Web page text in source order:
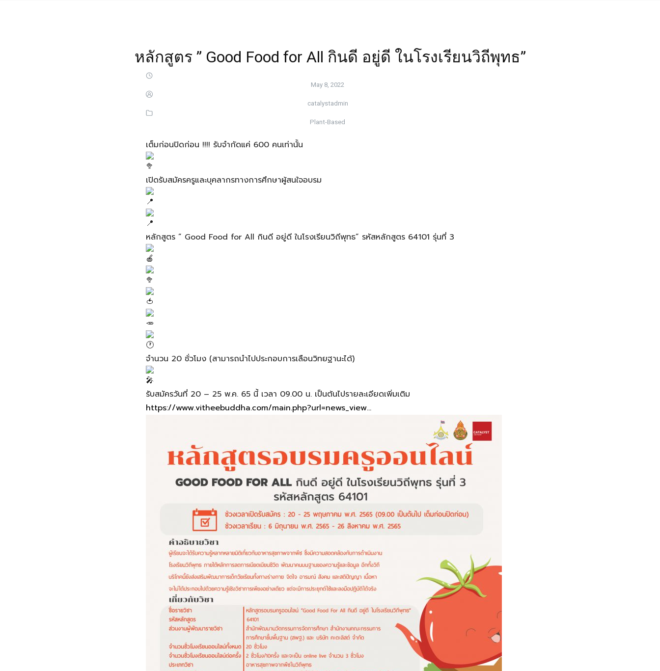
หลักสูตร ” Good Food for All กินดี อยู่ดี ในโรงเรียนวิถีพุทธ”
May 8, 2022
catalystadmin
Plant-Based
เต็มก่อนปิดก่อน !!!! รับจำกัดแค่ 600 คนเท่านั้น
เปิดรับสมัครครูและบุคลากรทางการศึกษาผู้สนใจอบรม
หลักสูตร ” Good Food for All กินดี อยู่ดี ในโรงเรียนวิถีพุทธ” รหัสหลักสูตร 64101 รุ่นที่ 3
จำนวน 20 ชั่วโมง (สามารถนำไปประกอบการเลือนวิทยฐานะได้)
รับสมัครวันที่ 20 – 25 พ.ค. 65 นี้ เวลา 09.00 น. เป็นต้นไปรายละเอียดเพิ่มเติม
https://www.vitheebuddha.com/main.php?url=news_view…